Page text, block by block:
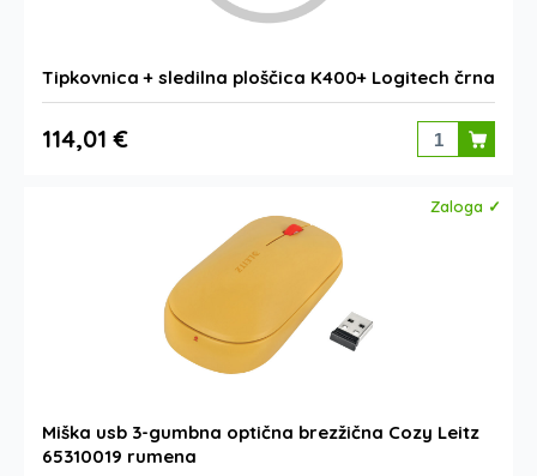
Tipkovnica + sledilna ploščica K400+ Logitech črna
114,01 €
Zaloga ✓
Miška usb 3-gumbna optična brezžična Cozy Leitz
65310019 rumena